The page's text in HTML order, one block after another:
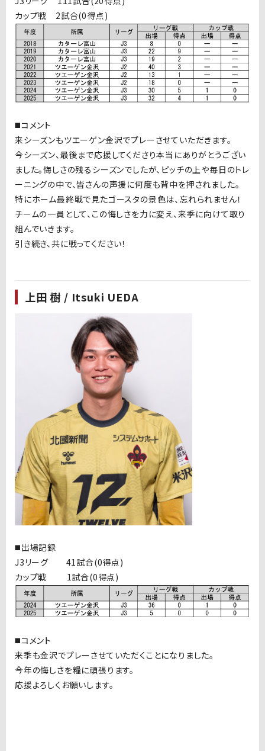
カップ戦 2試合(0得点)
◼️コメント
来シーズンもツエーゲン金沢でプレーさせていただきます。
今シーズン、最後まで応援してくださり本当にありがとうござい
ました。悔しさの残るシーズンでしたが、ピッチの上や毎日のトレ
ーニングの中で、皆さんの声援に何度も背中を押されました。
特にホーム最終戦で見たゴースタの景色は、忘れられません！
チームの一員として、この悔しさを力に変え、来季に向けて取り
組んでいきます。
引き続き、共に戦ってください！
上田 樹 / Itsuki UEDA
◼️出場記録
J3リーグ 41試合(0得点)
カップ戦 1試合(0得点)
◼️コメント
来季も金沢でプレーさせていただくことになりました。
今年の悔しさを糧に頑張ります。
応援よろしくお願いします。